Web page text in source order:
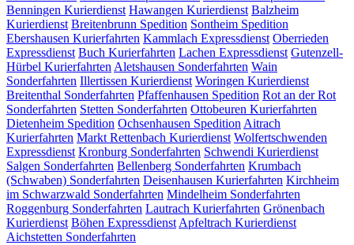
Benningen Kurierdienst Hawangen Kurierdienst Balzheim
Kurierdienst Breitenbrunn Spedition Sontheim Spedition
Ebershausen Kurierfahrten Kammlach Expressdienst Oberrieden
Expressdienst Buch Kurierfahrten Lachen Expressdienst Gutenzell-
Hürbel Kurierfahrten Aletshausen Sonderfahrten Wain
Sonderfahrten Illertissen Kurierdienst Woringen Kurierdienst
Breitenthal Sonderfahrten Pfaffenhausen Spedition Rot an der Rot
Sonderfahrten Stetten Sonderfahrten Ottobeuren Kurierfahrten
Dietenheim Spedition Ochsenhausen Spedition Aitrach
Kurierfahrten Markt Rettenbach Kurierdienst Wolfertschwenden
Expressdienst Kronburg Sonderfahrten Schwendi Kurierdienst
Salgen Sonderfahrten Bellenberg Sonderfahrten Krumbach
(Schwaben) Sonderfahrten Deisenhausen Kurierfahrten Kirchheim
im Schwarzwald Sonderfahrten Mindelheim Sonderfahrten
Roggenburg Sonderfahrten Lautrach Kurierfahrten Grönenbach
Kurierdienst Böhen Expressdienst Apfeltrach Kurierdienst
Aichstetten Sonderfahrten